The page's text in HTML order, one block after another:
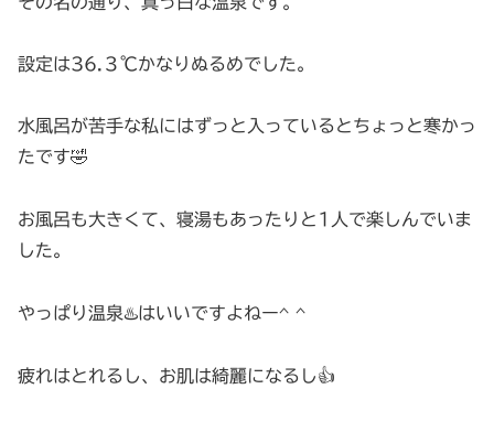
設定は36.３℃かなりぬるめでした。
水風呂が苦手な私にはずっと入っているとちょっと寒かっ
たです🤣
お風呂も大きくて、寝湯もあったりと1人で楽しんでいま
した。
やっぱり温泉♨️はいいですよねー^ ^
疲れはとれるし、お肌は綺麗になるし👍